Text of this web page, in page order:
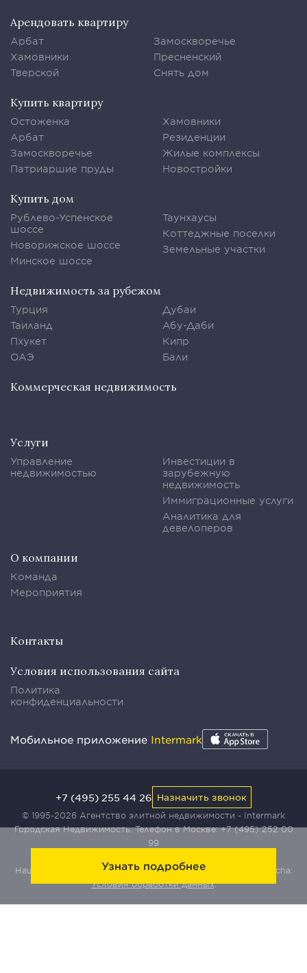
Узнать подробнее
Арендовать квартиру
Арбат
Хамовники
Тверской
Замоскворечье
Пресненский
Снять дом
Купить квартиру
Остоженка
Арбат
Замоскворечье
Патриаршие пруды
Хамовники
Резиденции
Жилые комплексы
Новостройки
Купить дом
Рублево-Успенское
шоссе
Новорижское шоссе
Минское шоссе
Таунхаусы
Коттеджные поселки
Земельные участки
Недвижимость за рубежом
Турция
Таиланд
Пхукет
ОАЭ
Дубаи
Абу-Даби
Кипр
Бали
Коммерческая недвижимость
Услуги
Управление
недвижимостью
Инвестиции в
зарубежную
недвижимость
Иммиграционные услуги
Аналитика для
девелоперов
О компании
Команда
Мероприятия
Контакты
Условия использования сайта
Политика
конфиденциальности
Мобильное приложение Intermark
© 1995-2026 Агентство элитной недвижимости - Intermark
Городская Недвижимость. Телефон в Москве:+7 (495) 252 00
99
Наш сайт защищен с помощью сервиса Yandex SmartCaptcha:
Условия обработки данных.
+7 (495) 255 44 26 Назначить звонок